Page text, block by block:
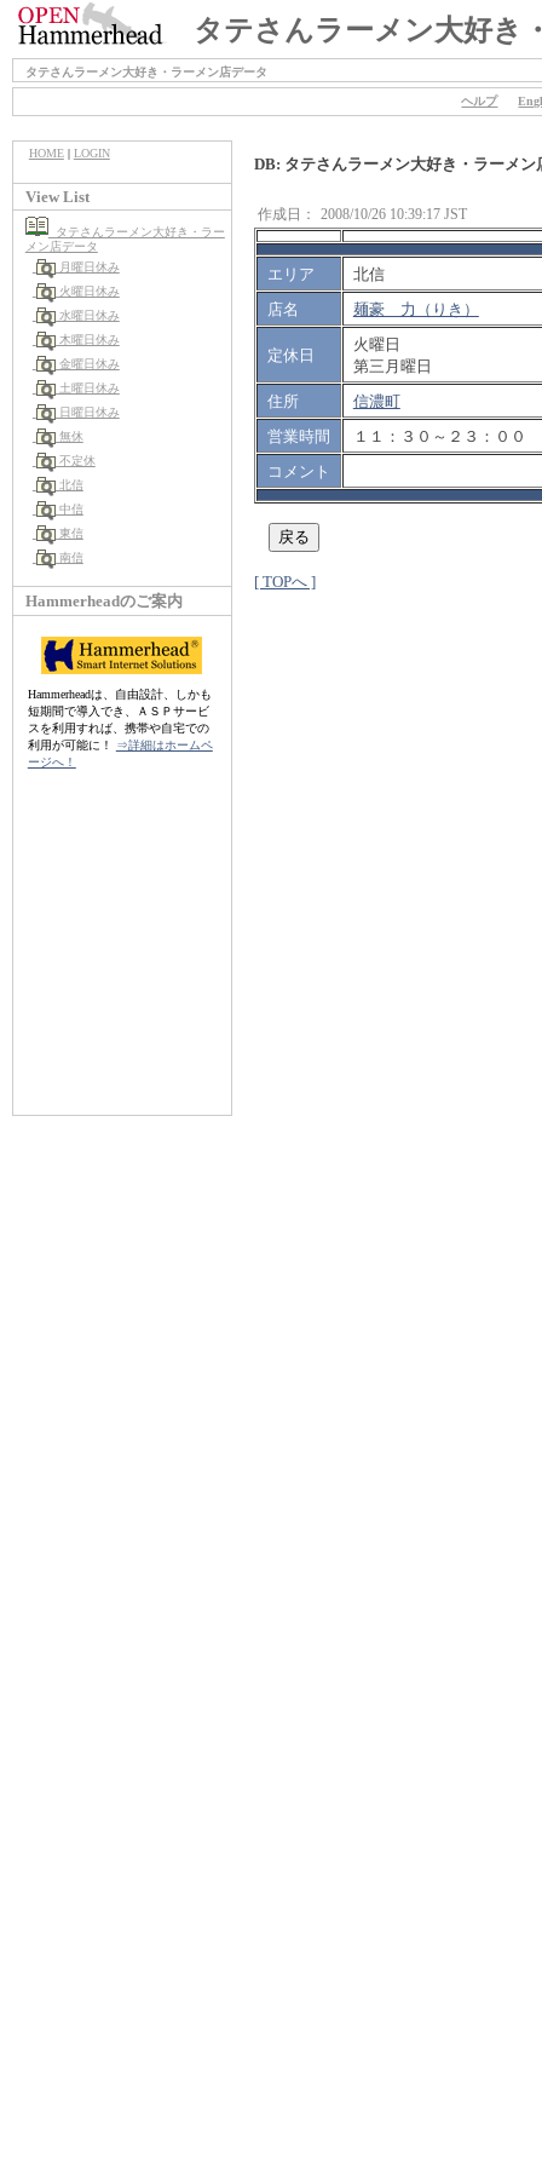
タテさんラーメン大好き
タテさんラーメン大好き・ラーメン店データ
ヘルプ
HOME| LOGIN
View List
タテさんラーメン大好き・ラー
メン店データ
月曜日休み
火曜日休み
水曜日休み
木曜日休み
金曜日休み
土曜日休み
日曜日休み
無休
不定休
北信
中信
東信
南信
Hammerheadのご案内
Hammerheadは、自由設計、しかも
短期間で導入でき、ＡＳＰサービ
スを利用すれば、携帯や自宅での
利用が可能に！
⇒詳細はホームペ
ージへ！
DB: タテさんラーメン大好き・ラーメン
作成日： 2008/10/26 10:39:17 JST
エリア
北信
店名
麺豪 力（りき）
定休日
火曜日
第三月曜日
住所
信濃町
営業時間
１１：３０～２３：００
コメント
[ TOPへ ]